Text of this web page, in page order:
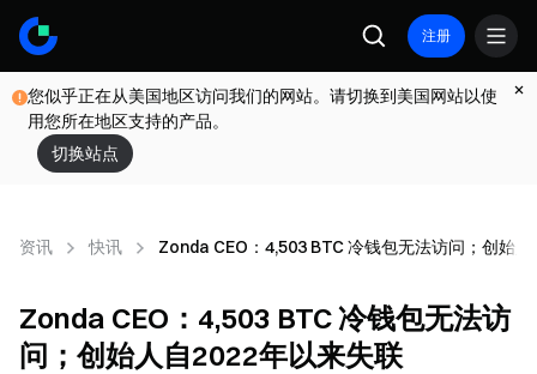
注册
您似乎正在从美国地区访问我们的网站。请切换到美国网站以使
用您所在地区支持的产品。
切换站点
资讯 快讯 Zonda CEO：4,503 BTC 冷钱包无法访问；创始
Zonda CEO：4,503 BTC 冷钱包无法访
问；创始人自2022年以来失联